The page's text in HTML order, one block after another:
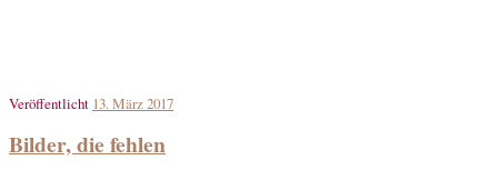
Veröffentlicht 13. März 2017
Bilder, die fehlen